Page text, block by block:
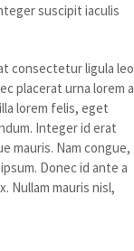
suscipit iaculis
consectetur ligula leo
placerat urna lorem a
lorem felis, eget
Integer id erat
mauris. Nam congue,
Donec id ante a
Nullam mauris nisl,